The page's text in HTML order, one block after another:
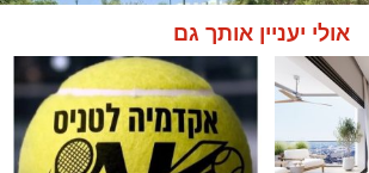
אולי יעניין אותך גם